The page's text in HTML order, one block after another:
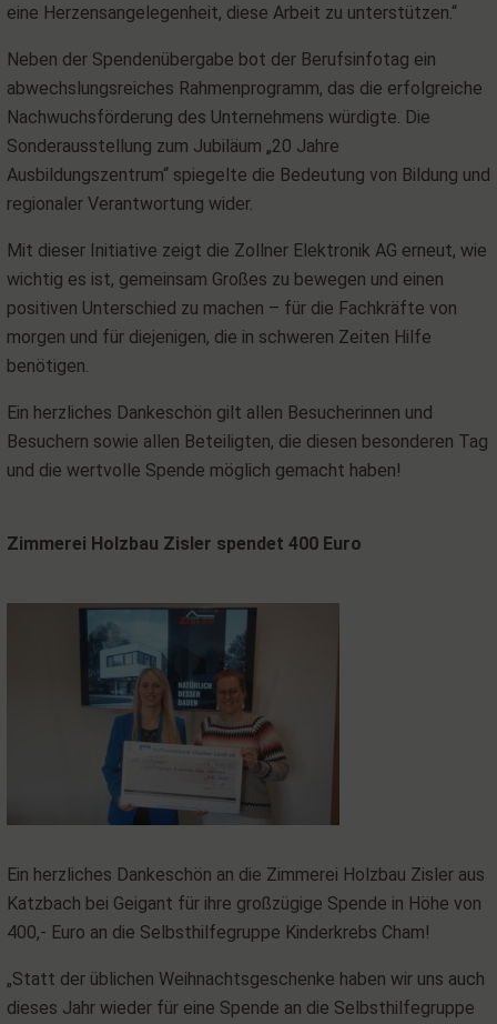
eine Herzensangelegenheit, diese Arbeit zu unterstützen.“
Neben der Spendenübergabe bot der Berufsinfotag ein
abwechslungsreiches Rahmenprogramm, das die erfolgreiche
Nachwuchsförderung des Unternehmens würdigte. Die
Sonderausstellung zum Jubiläum „20 Jahre
Ausbildungszentrum“ spiegelte die Bedeutung von Bildung und
regionaler Verantwortung wider.
Mit dieser Initiative zeigt die Zollner Elektronik AG erneut, wie
wichtig es ist, gemeinsam Großes zu bewegen und einen
positiven Unterschied zu machen – für die Fachkräfte von
morgen und für diejenigen, die in schweren Zeiten Hilfe
benötigen.
Ein herzliches Dankeschön gilt allen Besucherinnen und
Besuchern sowie allen Beteiligten, die diesen besonderen Tag
und die wertvolle Spende möglich gemacht haben!
Zimmerei Holzbau Zisler spendet 400 Euro
Ein herzliches Dankeschön an die Zimmerei Holzbau Zisler aus
Katzbach bei Geigant für ihre großzügige Spende in Höhe von
400,- Euro an die Selbsthilfegruppe Kinderkrebs Cham!
„Statt der üblichen Weihnachtsgeschenke haben wir uns auch
dieses Jahr wieder für eine Spende an die Selbsthilfegruppe